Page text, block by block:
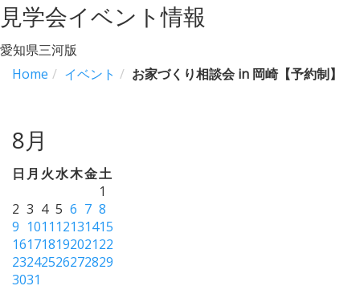
見学会イベント情報
愛知県三河版
Home
イベント お家づくり相談会 in 岡崎【予約制】
8月
日 月 火水木金土
1
2 3 4 5 6 7 8
9 1011 12131415
16171819202122
23242526272829
3031